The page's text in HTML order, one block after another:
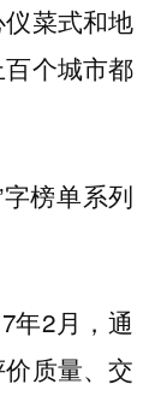
菜式和地
个城市都
榜单系列
年2月，通
质量、交